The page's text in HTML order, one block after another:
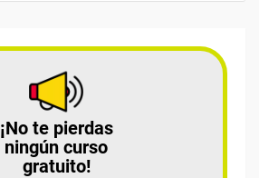
¡No te pierdas
ningún curso
gratuito!